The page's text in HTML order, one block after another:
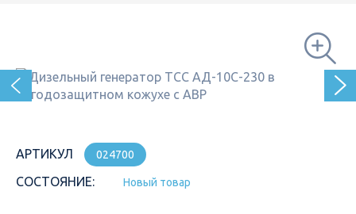
АРТИКУЛ 024700
СОСТОЯНИЕ: Новый товар